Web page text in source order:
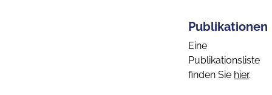
Publikationen
Eine
Publikationsliste
finden Sie hier.